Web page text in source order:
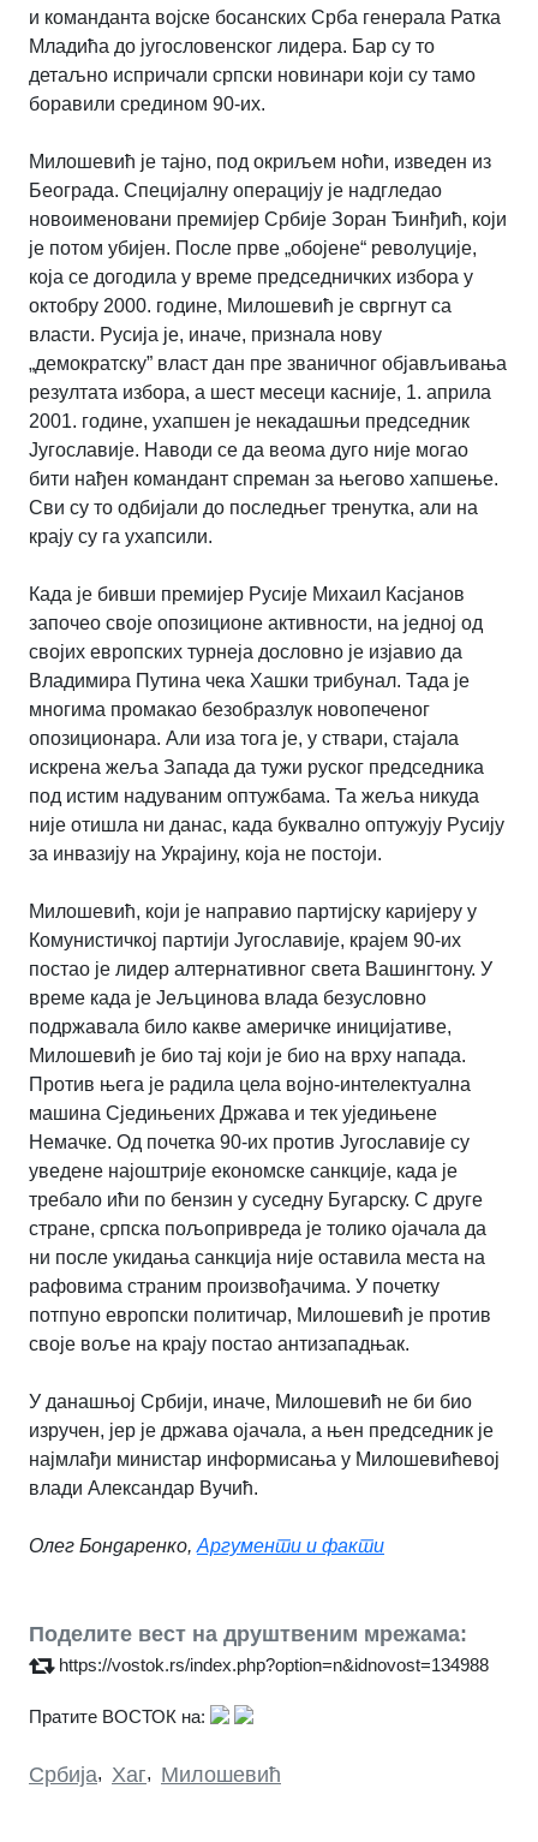
и команданта војске босанских Срба генерала Ратка
Младића до југословенског лидера. Бар су то
детаљно испричали српски новинари који су тамо
боравили средином 90-их.
Милошевић је тајно, под окриљем ноћи, изведен из
Београда. Специјалну операцију је надгледао
новоименовани премијер Србије Зоран Ђинђић, који
је потом убијен. После прве „обојене“ револуције,
која се догодила у време председничких избора у
октобру 2000. године, Милошевић је свргнут са
власти. Русија је, иначе, признала нову
„демократску” власт дан пре званичног објављивања
резултата избора, а шест месеци касније, 1. априла
2001. године, ухапшен је некадашњи председник
Југославије. Наводи се да веома дуго није могао
бити нађен командант спреман за његово хапшење.
Сви су то одбијали до последњег тренутка, али на
крају су га ухапсили.
Када је бивши премијер Русије Михаил Касјанов
започео своје опозиционе активности, на једној од
својих европских турнеја дословно је изјавио да
Владимира Путина чека Хашки трибунал. Тада је
многима промакао безобразлук новопеченог
опозиционара. Али иза тога је, у ствари, стајала
искрена жеља Запада да тужи руског председника
под истим надуваним оптужбама. Та жеља никуда
није отишла ни данас, када буквално оптужују Русију
за инвазију на Украјину, која не постоји.
Милошевић, који је направио партијску каријеру у
Комунистичкој партији Југославије, крајем 90-их
постао је лидер алтернативног света Вашингтону. У
време када је Јељцинова влада безусловно
подржавала било какве америчке иницијативе,
Милошевић је био тај који је био на врху напада.
Против њега је радила цела војно-интелектуална
машина Сједињених Држава и тек уједињене
Немачке. Од почетка 90-их против Југославије су
уведене најоштрије економске санкције, када је
требало ићи по бензин у суседну Бугарску. С друге
стране, српска пољопривреда је толико ојачала да
ни после укидања санкција није оставила места на
рафовима страним произвођачима. У почетку
потпуно европски политичар, Милошевић је против
своје воље на крају постао антизападњак.
У данашњој Србији, иначе, Милошевић не би био
изручен, јер је држава ојачала, а њен председник је
најмлађи министар информисања у Милошевићевој
влади Александар Вучић.
Олег Бондаренко, Аргументи и факти
Поделите вест на друштвеним мрежама:
https://vostok.rs/index.php?option=n&idnovost=134988
Пратите ВОСТОК на:
Србија, Хаг, Милошевић